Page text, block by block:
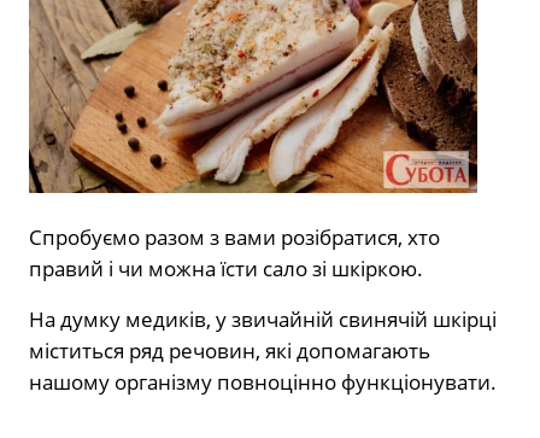
Спробуємо разом з вами розібратися, хто
правий і чи можна їсти сало зі шкіркою.
На думку медиків, у звичайній свинячій шкірці
міститься ряд речовин, які допомагають
нашому організму повноцінно функціонувати.